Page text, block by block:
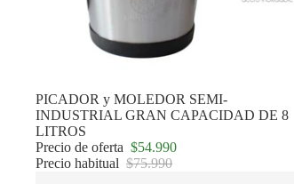
Oferta
PICADOR y MOLEDOR SEMI-
INDUSTRIAL GRAN CAPACIDAD DE 8
LITROS
Precio de oferta $54.990
Precio habitual $75.990